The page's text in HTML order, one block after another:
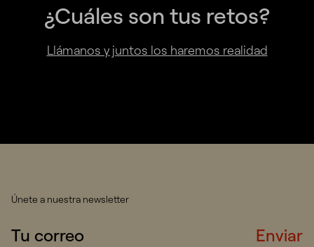
¿Cuáles son tus retos?
Llámanos y juntos los haremos realidad
Únete a nuestra newsletter
Enviar